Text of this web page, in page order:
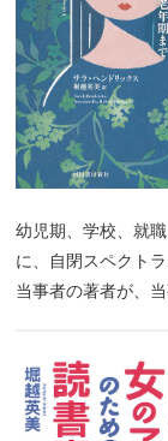
幼児期、学校、就
に、自閉スペクト
当事者の著者が、